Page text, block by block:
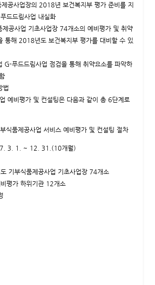
제공사업장의 2018년 보건복지부 평가 준비를 지
드드림사업 내실화
제공사업 기초사업장 74개소의 예비평가 및 취약
통해 2018년도 보건복지부 평가를 대비할 수 있
G-푸드드림사업 점검을 통해 취약요소를 파악하
법
예비평가 및 컨설팅은 다음과 같이 총 6단계로
식품제공사업 서비스 예비평가 및 컨설팅 절차
3. 1. ~ 12. 31.(10개월)
기부식품제공사업 기초사업장 74개소
평가 하위기관 12개소